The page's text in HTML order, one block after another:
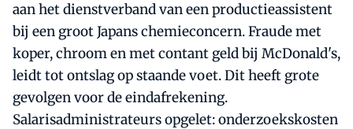
aan het dienstverband van een productieassistent
bij een groot Japans chemieconcern. Fraude met
koper, chroom en met contant geld bij McDonald's,
leidt tot ontslag op staande voet. Dit heeft grote
gevolgen voor de eindafrekening.
Salarisadministrateurs opgelet: onderzoekskosten